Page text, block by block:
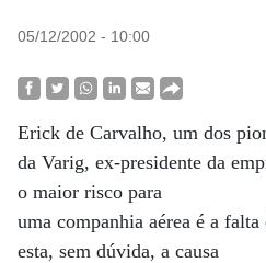
05/12/2002 - 10:00
Erick de Carvalho, um dos
da Varig, ex-presidente da
o maior risco para
uma companhia aérea é a
esta, sem dúvida, a causa